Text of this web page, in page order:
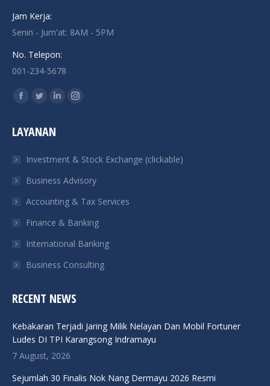
Jam Kerja:
Senin - Jum'at: 8AM - 5PM
No. Telepon:
001-234-5678
Find us on:
Facebook
opens
new
window
Twitter
opens
new
window
Linkedin
new
window
Instagram
new
window
LAYANAN
Investment & Stock Exchange (clickable)
Business Advisory
Accounting & Tax Services
Finance & Banking
International Banking
Business Consulting
RECENT NEWS
Kebakaran Terjadi Jaring Milik Nelayan Dan Mobil Fortuner
Ludes DI TPI Karangsong Indramayu
7 August, 2026
Sejumlah 30 Finalis Nok Nang Dermayu 2026 Resmi